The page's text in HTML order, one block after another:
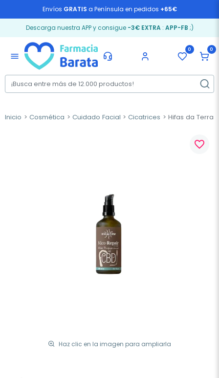
Envíos GRATIS a Península en pedidos +65€
Descarga nuestra APP y consigue -3€ EXTRA: APP-FB ;)
menu
0 0
Inicio Cosmética Cuidado Facial Cicatrices Hifas da Terra
Haz clic en la imagen para ampliarla
favorite_border